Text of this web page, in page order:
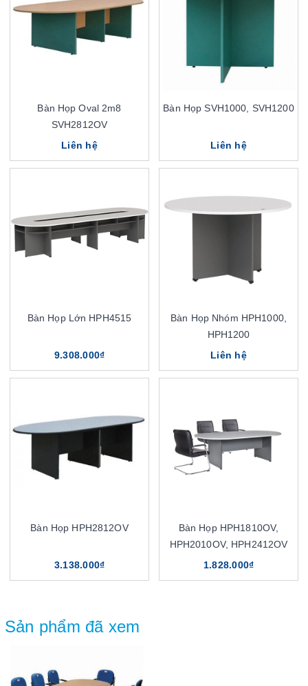
Bàn Họp Oval 2m8
SVH2812OV
Liên hệ
Bàn Họp SVH1000, SVH1200
Liên hệ
Bàn Họp Lớn HPH4515
9.308.000₫
Bàn Họp Nhóm HPH1000,
HPH1200
Liên hệ
Bàn Họp HPH2812OV
3.138.000₫
Bàn Họp HPH1810OV,
HPH2010OV, HPH2412OV
1.828.000₫
Sản phẩm đã xem